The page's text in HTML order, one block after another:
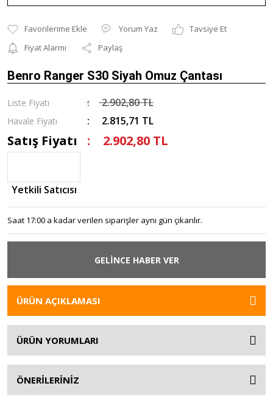
Yorum Yaz
Tavsiye Et
Fiyat Alarmı
Paylaş
Benro Ranger S30 Siyah Omuz Çantası
Liste Fiyatı 2.902,80 TL
Havale Fiyatı 2.815,71 TL
Satış Fiyatı 2.902,80 TL
Yetkili Satıcısı
Saat 17:00 a kadar verilen siparişler aynı gün çıkarılır.
GELİNCE HABER VER
ÜRÜN AÇIKLAMASI
ÜRÜN YORUMLARI
ÖNERİLERİNİZ